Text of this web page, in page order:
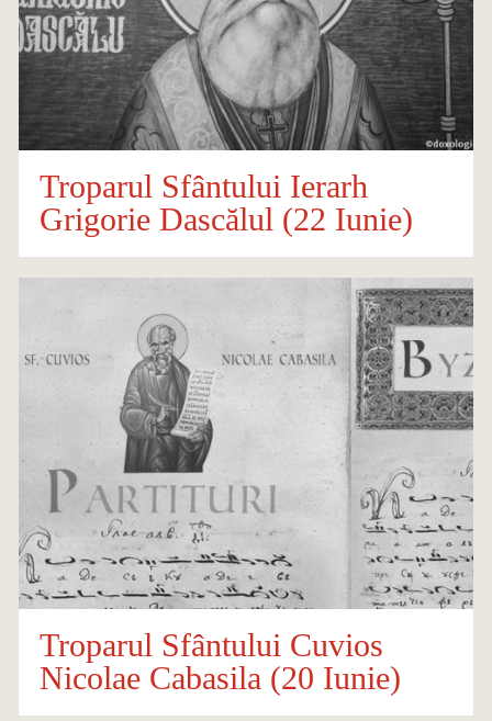
Troparul Sfântului Ierarh
Grigorie Dascălul (22 Iunie)
Troparul Sfântului Cuvios
Nicolae Cabasila (20 Iunie)